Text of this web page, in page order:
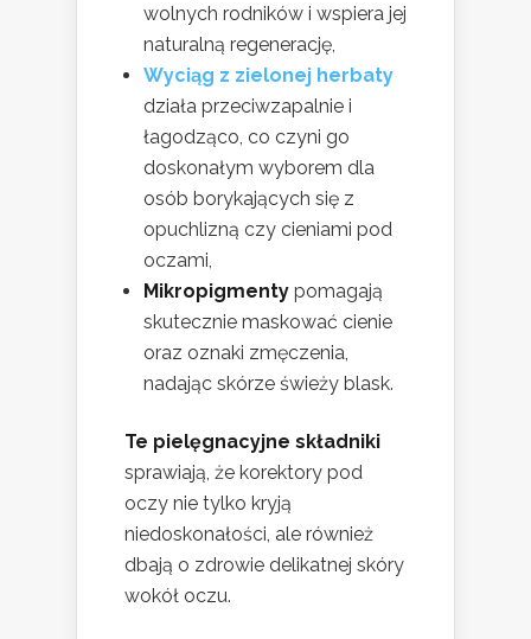
wolnych rodników i wspiera jej
naturalną regenerację,
Wyciąg z zielonej herbaty
działa przeciwzapalnie i
łagodząco, co czyni go
doskonałym wyborem dla
osób borykających się z
opuchlizną czy cieniami pod
oczami,
Mikropigmenty pomagają
skutecznie maskować cienie
oraz oznaki zmęczenia,
nadając skórze świeży blask.
Te pielęgnacyjne składniki
sprawiają, że korektory pod
oczy nie tylko kryją
niedoskonałości, ale również
dbają o zdrowie delikatnej skóry
wokół oczu.